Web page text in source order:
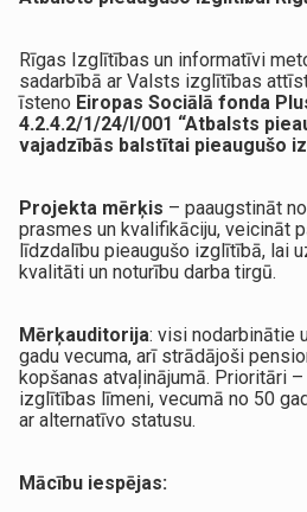
Rīgas Izglītības un informatīvi
sadarbībā ar Valsts izglītības
īsteno Eiropas Sociālā fonda
4.2.4.2/1/24/I/001 “Atbalsts
vajadzībās balstītai pieaugušo
Projekta mērķis – paaugstināt
prasmes un kvalifikāciju, veicināt
līdzdalību pieaugušo izglītībā, lai
kvalitāti un noturību darba tirgū.
Mērķauditorija: visi nodarbinātie
gadu vecuma, arī strādājoši
kopšanas atvaļinājumā. Prioritāri
izglītības līmeni, vecumā no 50
ar alternatīvo statusu.
Mācību iespējas: